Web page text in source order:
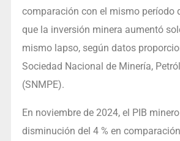
comparación con el mismo período
que la inversión minera aumentó
mismo lapso, según datos
Sociedad Nacional de Minería,
(SNMPE).
En noviembre de 2024, el PIB
disminución del 4 % en